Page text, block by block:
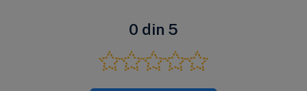
Sterilizator LED UV x 1 buc
Clema de fixare x 2 buc
Indicator de montare x 1 buc
0 din 5